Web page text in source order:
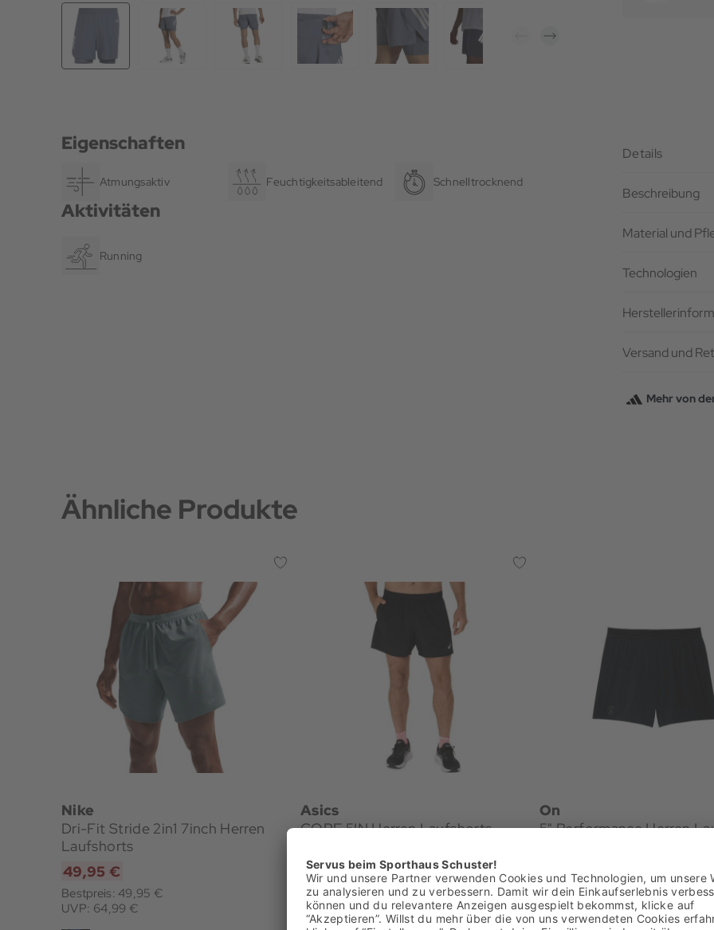
Eigenschaften
Atmungsaktiv Feuchtigkeitsableitend Schnelltrocknend
Aktivitäten
Running
Details
Beschreibung
Material und
Technologien
Versand und
Mehr von
Ähnliche Produkte
Nike
Dri-Fit Stride 2in1 7inch Herren
Laufshorts
49,95 €
Bestpreis: 49,95 €
UVP: 64,99 €
Asics
CORE 5IN Herren Laufshorts
35,00 €
On
5" Performance
80,00 €
+1